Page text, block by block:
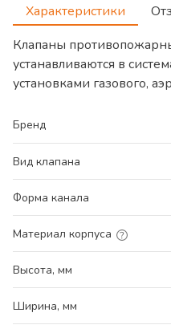
Характеристики
Клапаны
устанавливаются в
установками газового,
Бренд
Вид клапана
Форма канала
Материал корпуса
Высота, мм
Ширина, мм